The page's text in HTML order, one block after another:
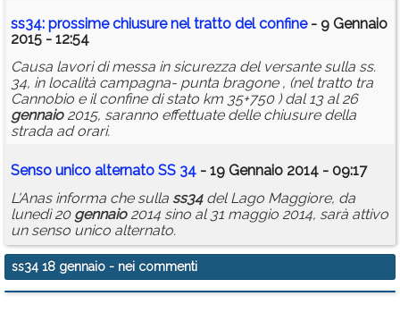
ss34: prossime chiusure nel tratto del confine- 9 Gennaio
2015 - 12:54
Causa lavori di messa in sicurezza del versante sulla ss.
34, in località campagna- punta bragone , (nel tratto tra
Cannobio e il confine di stato km 35+750 ) dal 13 al 26
gennaio2015, saranno effettuate delle chiusure della
strada ad orari.
Senso unico alternato SS 34 - 19 Gennaio 2014 - 09:17
L'Anas informa che sulla ss34del Lago Maggiore, da
lunedì 20 gennaio2014 sino al 31 maggio 2014, sarà attivo
un senso unico alternato.
ss34 18 gennaio - nei commenti